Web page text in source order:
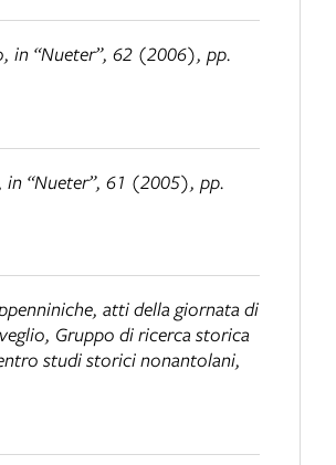
, in “Nueter”, 62 (2006), pp.
, in “Nueter”, 61 (2005), pp.
, atti della giornata di
Gruppo di ricerca storica
studi storici nonantolani,